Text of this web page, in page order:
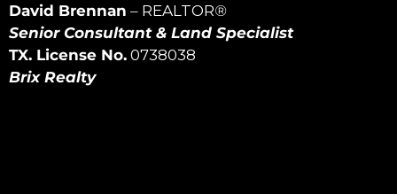
David Brennan – REALTOR®
Senior Consultant & Land Specialist
TX. License No. 0738038
Brix Realty